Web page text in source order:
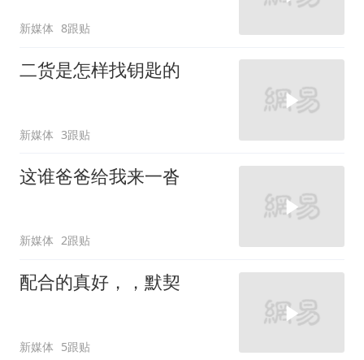
新媒体 8跟贴
二货是怎样找钥匙的
新媒体 3跟贴
这谁爸爸给我来一沓
新媒体 2跟贴
配合的真好，，默契
新媒体 5跟贴